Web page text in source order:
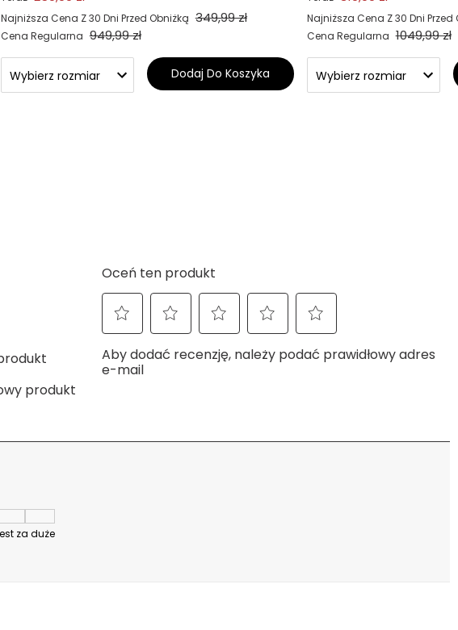
Najniższa Cena Z 30 Dni Przed Obniżką 349,99 zł
Cena Regularna 949,99 zł
Dodaj Do Koszyka
Najniższa Cena Z 30 Dni Przed
Cena Regularna 1049,99 zł